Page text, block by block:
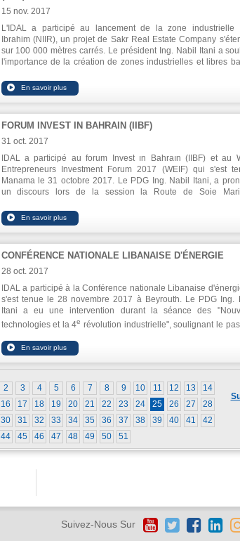
part expliqué que le soutien permet la participation d`un plus
ainsi que promouvoir le nom du Liban en tant que
pionnier.
15 nov. 2017
L'IDAL a participé au lancement de la zone industrielle
Ibrahim (NIIR), un projet de Sakr Real Estate Company
sur 100 000 mètres carrés. Le président Ing. Nabil Itani a
l'importance de la création de zones industrielles et libres
spécialisées, la promotion de l'entrepreneuriat et
dans le potentiel régional. Il a souligné l'importance de la
FORUM INVEST IN BAHRAIN (IIBF)
31 oct. 2017
IDAL a participé au forum Invest ın Bahraın (IIBF) et au
Entrepreneurs Investment Forum 2017 (WEIF) qui s'est
Manama le 31 octobre 2017. Le PDG Ing. Nabil Itani, a
un discours lors de la session la Route de Soie
declaré qu'IDAL cherche à jouer un rôle primordial dans
«Une Ceinture Une Route».
CONFÉRENCE NATIONALE LIBANAISE D'ÉNERGIE
28 oct. 2017
IDAL a participé à la Conférence nationale Libanaise
s'est tenue le 28 novembre 2017 à Beyrouth. Le PDG Ing.
Itani a eu une intervention durant la séance des
technologies et la 4e révolution industrielle", soulignant le
d'innovation.
2 3 4 5 6 7 8 9 10 11 12 13
14
16 17 18 19 20 21 22 23 24 25 26 27
28
30 31 32 33 34 35 36 37 38 39 40 41
42
44 45 46 47 48 49 50 51
Suivez-Nous Sur